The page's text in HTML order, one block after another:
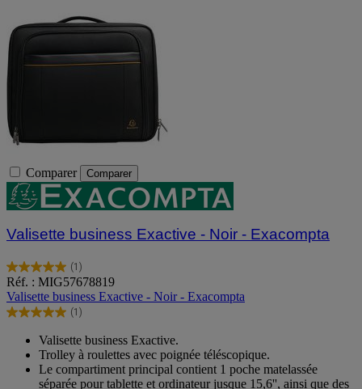
Comparer Comparer
Valisette business Exactive - Noir - Exacompta
(1)
5.0
sur
5
étoiles.
avis
Réf. : MIG57678819
Valisette business Exactive - Noir - Exacompta
(1)
5.0
étoiles.
Valisette business Exactive.
Trolley à roulettes avec poignée téléscopique.
Le compartiment principal contient 1 poche matelassée
séparée pour tablette et ordinateur jusque 15,6'', ainsi que des